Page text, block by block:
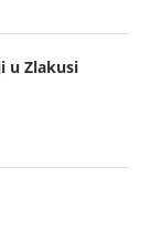
u Zlakusi